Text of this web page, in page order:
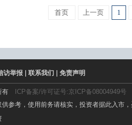
首页 上一页 1
访举报 联系我们 免责声明
有 ICP备案/许可证号:京ICP备08004949号
参考，使用前务请核实，投资者据此入市